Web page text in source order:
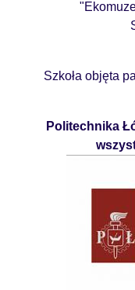
Szkoła objęta
Politechnika